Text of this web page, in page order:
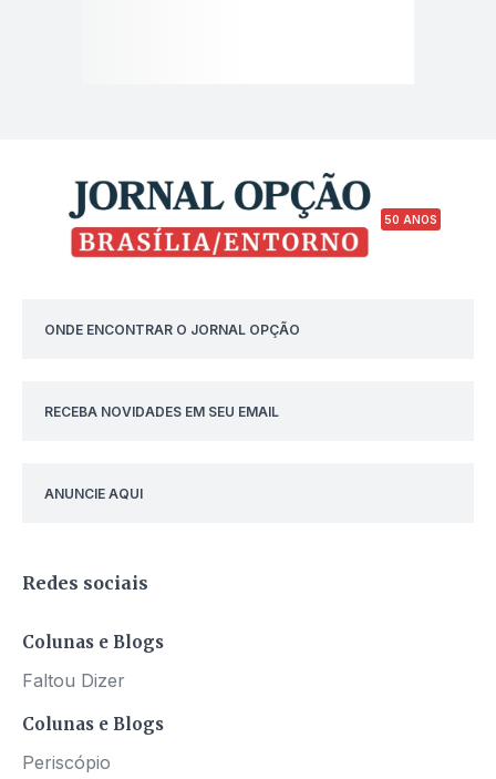
50 ANOS
ONDE ENCONTRAR O JORNAL OPÇÃO
RECEBA NOVIDADES EM SEU EMAIL
ANUNCIE AQUI
Redes sociais
Colunas e Blogs
Faltou Dizer
Colunas e Blogs
Periscópio